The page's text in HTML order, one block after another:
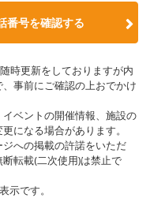
番号を確認する
時更新をしておりますが内
事前にご確認の上おでかけ
ベントの開催情報、施設の
になる場合があります。
への掲載の許諾をいただ
転載(二次使用)は禁止で
示です。